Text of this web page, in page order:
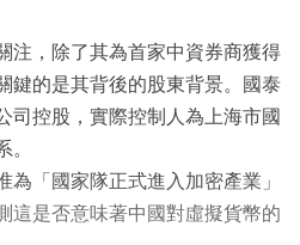
注，除了其為首家中資券商獲得
鍵的是其背後的股東背景。國泰
司控股，實際控制人為上海市國
。
「國家隊正式進入加密產業」
這是否意味著中國對虛擬貨幣的